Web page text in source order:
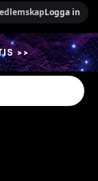
>>
Logga in